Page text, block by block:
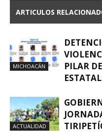
ARTICULOS
MICHOACÁN
PILAR
ACTUALIDAD